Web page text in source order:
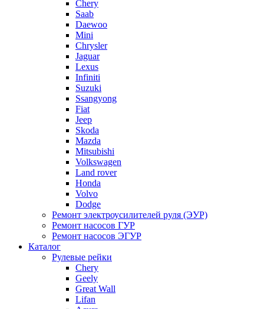
Chery
Saab
Daewoo
Mini
Chrysler
Jaguar
Lexus
Infiniti
Suzuki
Ssangyong
Fiat
Jeep
Skoda
Mazda
Mitsubishi
Volkswagen
Land rover
Honda
Volvo
Dodge
Ремонт электроусилителей руля (ЭУР)
Ремонт насосов ГУР
Ремонт насосов ЭГУР
Каталог
Рулевые рейки
Chery
Geely
Great Wall
Lifan